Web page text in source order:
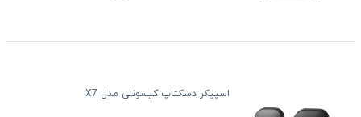
اسپیکر دسکتاپ کیسونلی مدل X7